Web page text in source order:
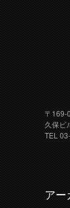
〒169-
久保ビ
TEL
アー